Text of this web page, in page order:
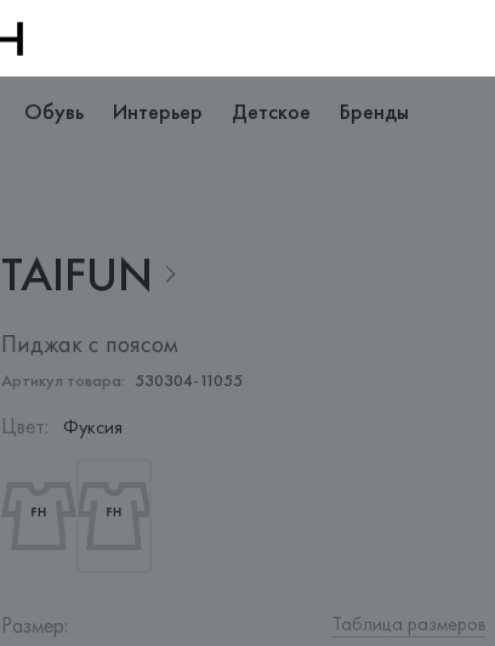
Обувь Интерьер Детское Бренды
TAIFUN
Пиджак с поясом
Артикул товара: 530304-11055
Цвет: Фуксия
Размер: Таблица размеров